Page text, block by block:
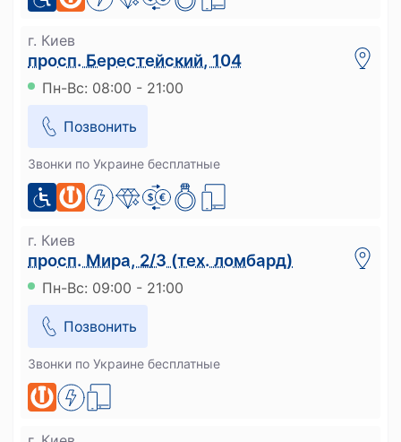
г. Киев
просп. Берестейский, 104
Пн-Вс: 08:00 - 21:00
Позвонить
Звонки по Украине бесплатные
г. Киев
просп. Мира, 2/3 (тех. ломбард)
Пн-Вс: 09:00 - 21:00
Позвонить
Звонки по Украине бесплатные